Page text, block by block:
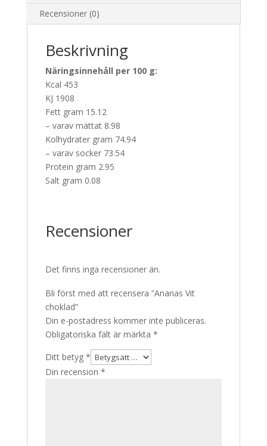
Recensioner (0)
Beskrivning
Näringsinnehåll per 100 g:
Kcal 453
KJ 1908
Fett gram 15.12
– varav mättat 8.98
Kolhydrater gram 74.94
– varav socker 73.54
Protein gram 2.95
Salt gram 0.08
Recensioner
Det finns inga recensioner än.
Bli först med att recensera ”Ananas Vit
choklad”
Din e-postadress kommer inte publiceras.
Obligatoriska fält är märkta *
Ditt betyg *
Din recension *